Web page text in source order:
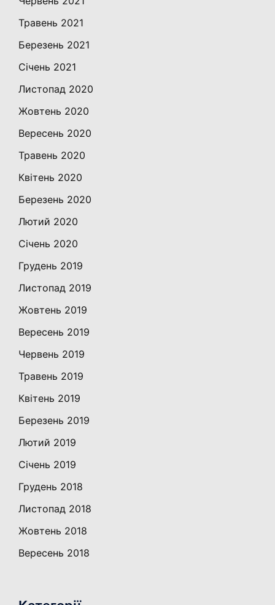
Травень 2021
Березень 2021
Січень 2021
Листопад 2020
Жовтень 2020
Вересень 2020
Травень 2020
Квітень 2020
Березень 2020
Лютий 2020
Січень 2020
Грудень 2019
Листопад 2019
Жовтень 2019
Вересень 2019
Червень 2019
Травень 2019
Квітень 2019
Березень 2019
Лютий 2019
Січень 2019
Грудень 2018
Листопад 2018
Жовтень 2018
Вересень 2018